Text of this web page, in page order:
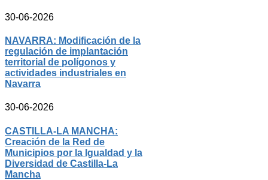
30-06-2026
NAVARRA: Modificación de la
regulación de implantación
territorial de polígonos y
actividades industriales en
Navarra
30-06-2026
CASTILLA-LA MANCHA:
Creación de la Red de
Municipios por la Igualdad y la
Diversidad de Castilla-La
Mancha